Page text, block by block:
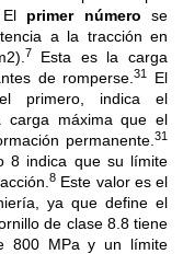
El primer número se
a la tracción en
7
Esta es la carga
de romperse.31
El
primero, indica el
carga máxima que el
permanente. 31
8 indica que su límite
8 Este valor es el
ya que define el
de clase 8.8 tiene
800 MPa y un límite